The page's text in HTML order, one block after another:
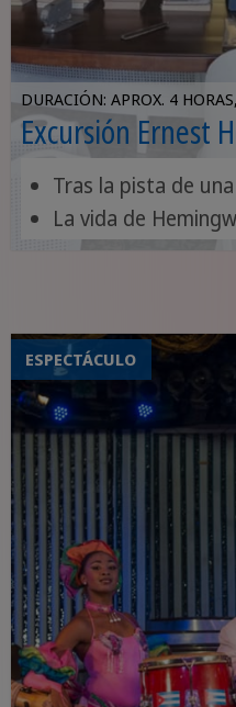
DURACIÓN: APROX. 4
Excursión Ernest
Tras la pista de
La vida de
Su villa y sus
ESPECTÁCULO